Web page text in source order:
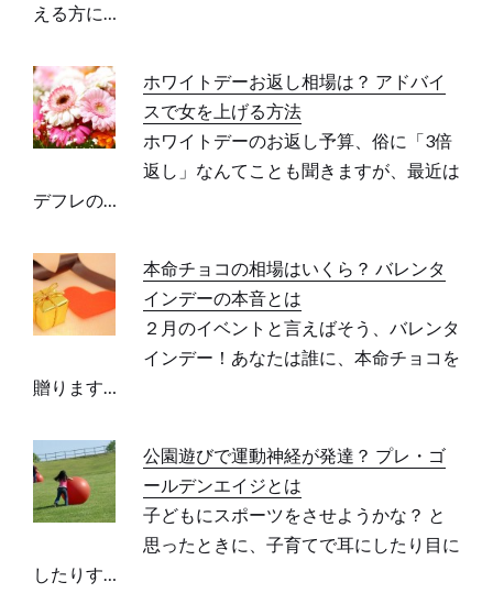
える方に…
ホワイトデーお返し相場は？ アドバイ
スで女を上げる方法
ホワイトデーのお返し予算、俗に「3倍
返し」なんてことも聞きますが、最近は
デフレの…
本命チョコの相場はいくら？ バレンタ
インデーの本音とは
２月のイベントと言えばそう、バレンタ
インデー！あなたは誰に、本命チョコを
贈ります…
公園遊びで運動神経が発達？ プレ・ゴ
ールデンエイジとは
子どもにスポーツをさせようかな？ と
思ったときに、子育てで耳にしたり目に
したりす…